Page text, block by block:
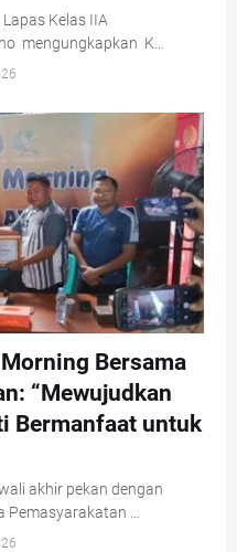
Kelas IIA
mengungkapkan K…
Bersama
“Mewujudkan
Bermanfaat untuk
akhir pekan dengan
Pemasyarakatan …